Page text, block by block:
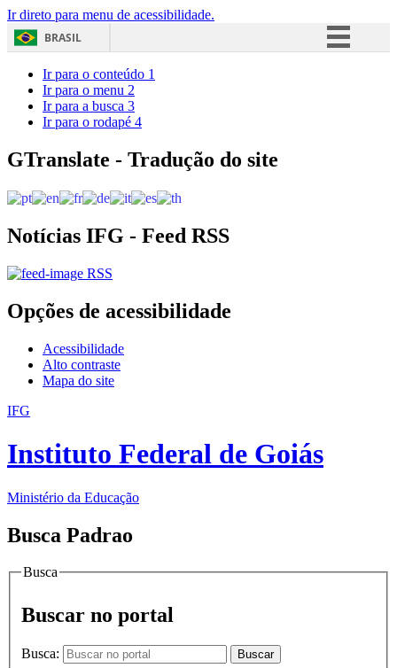
Ir direto para menu de acessibilidade.
BRASIL
Acesso à informação
Ir para o conteúdo 1
Ir para o menu 2
Ir para a busca 3
Ir para o rodapé 4
GTranslate - Tradução do site
Notícias IFG - Feed RSS
RSS
Opções de acessibilidade
Acessibilidade
Alto contraste
Mapa do site
IFG
Instituto Federal de Goiás
Ministério da Educação
Busca Padrao
Busca
Buscar no portal
Busca: Buscar